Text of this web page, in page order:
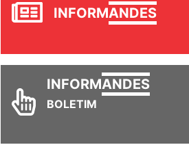
INFORMANDES
INFORMANDES
BOLETIM